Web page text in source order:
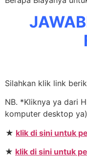
Silahkan klik link
NB. *Kliknya ya dari
komputer desktop ya)
★ klik di sini untuk
★ klik di sini untuk